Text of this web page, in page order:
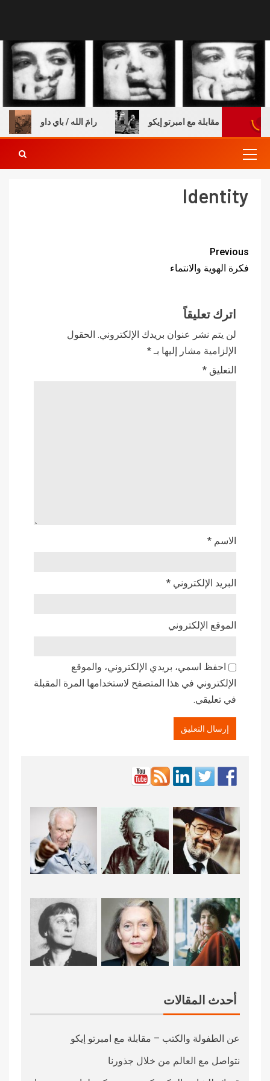
رامَ الله / باي داو والكتب – مقابلة مع امبرتو إيكو
Identity
Previous
فكرة الهوية والانتماء
اترك تعليقاً
لن يتم نشر عنوان بريدك الإلكتروني. الحقول
الإلزامية مشار إليها بـ*
التعليق *
الاسم *
البريد الإلكتروني *
الموقع الإلكتروني
احفظ اسمي، بريدي الإلكتروني، والموقع
الإلكتروني في هذا المتصفح لاستخدامها المرة المقبلة
في تعليقي.
أحدث المقالات
عن الطفولة والكتب – مقابلة مع امبرتو إيكو
نتواصل مع العالم من خلال جذورنا